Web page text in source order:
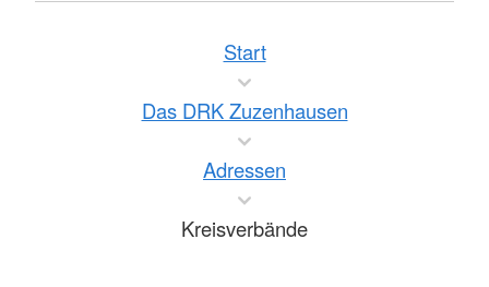
Start
Das DRK Zuzenhausen
Adressen
Kreisverbände